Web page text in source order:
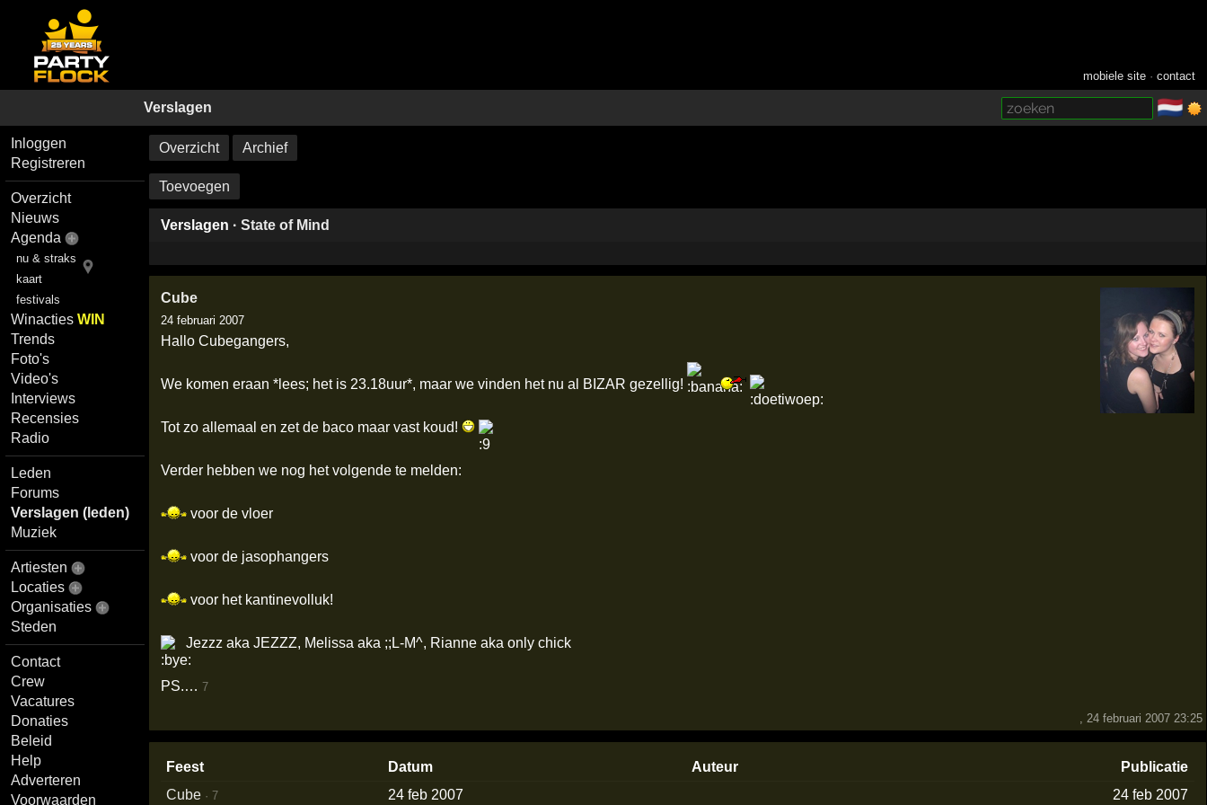
mobiele site ·contact
Verslagen 🇳🇱
Inloggen
Registreren
Overzicht
Nieuws
Agenda
nu & straks
kaart
festivals
WinactiesWIN
Trends
Foto's
Video's
Interviews
Recensies
Radio
Leden
Forums
Verslagen (leden)
Muziek
Artiesten
Locaties
Organisaties
Steden
Contact
Crew
Vacatures
Donaties
Beleid
Help
Adverteren
Voorwaarden
Overzicht Archief
Toevoegen
Verslagen · State of Mind
Cube
24 februari 2007
Hallo Cubegangers,
We komen eraan *lees; het is 23.18uur*, maar we vinden het nu al BIZAR gezellig!
Tot zo allemaal en zet de baco maar vast koud!
Verder hebben we nog het volgende te melden:
voor de vloer
voor de jasophangers
voor het kantinevolluk!
Jezzz aka JEZZZ, Melissa aka ;;L-M^, Rianne aka only chick
PS.… 7
, 24 februari 2007 23:25
Feest Datum Auteur
Publicatie
Cube ·7 24 feb 2007 24 feb 2007